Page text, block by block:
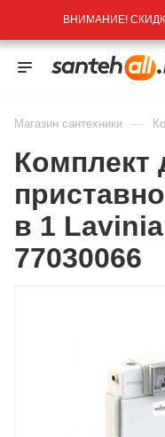
ВНИМАНИЕ!
Магазин сантехники —
Комплект
в 1
77030066